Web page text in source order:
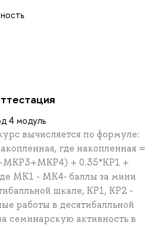
4 модуль
вычисляется по формуле:
где накопленная =
+ 0.35*КР1 +
МК1 - МК4- баллы за мини
шкале, КР1, КР2 -
работы в десятибалльной
семинарскую активность в